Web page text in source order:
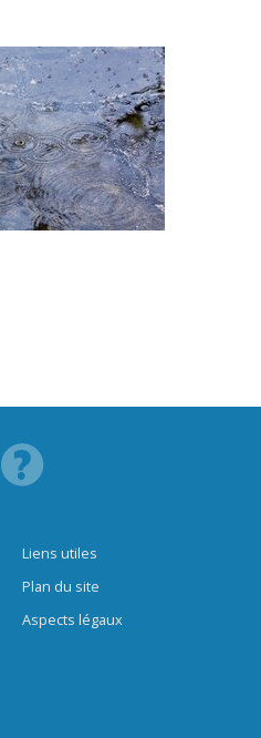
Liens utiles
Plan du site
Aspects légaux